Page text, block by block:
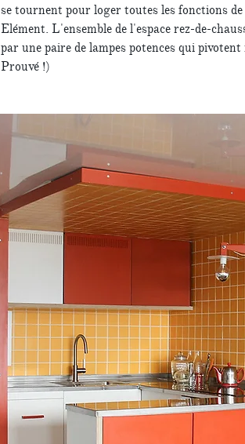
se tournent pour loger toutes les fonctions
Elément. L'ensemble de l'espace rez-de-
par une paire de lampes potences qui
Prouvé !)